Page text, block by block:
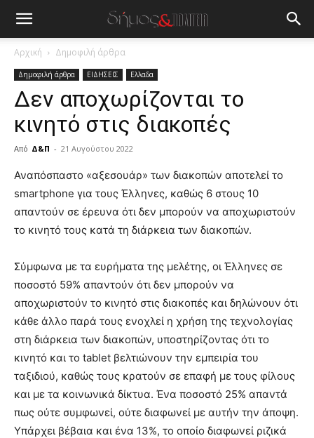
Αρχική Δημοφιλή άρθρα
Δημοφιλή άρθρα ΕΙΔΗΣΕΙΣ Ελλαδα
Δεν αποχωρίζονται το
κινητό στις διακοπές
Από Δ&Π - 21 Αυγούστου 2022
blonde
lesbians
hot
cam
xxx
lyons
teaches
you
the
meaning
of
pain.
pornhun
hd
porn
Αναπόσπαστο «αξεσουάρ» των διακοπών αποτελεί το
smartphone για τους Έλληνες, καθώς 6 στους 10
απαντούν σε έρευνα ότι δεν μπορούν να αποχωριστούν
το κινητό τους κατά τη διάρκεια των διακοπών.
Σύμφωνα με τα ευρήματα της μελέτης, οι Έλληνες σε
ποσοστό 59% απαντούν ότι δεν μπορούν να
αποχωριστούν το κινητό στις διακοπές και δηλώνουν ότι
κάθε άλλο παρά τους ενοχλεί η χρήση της τεχνολογίας
στη διάρκεια των διακοπών, υποστηρίζοντας ότι το
κινητό και το tablet βελτιώνουν την εμπειρία του
ταξιδιού, καθώς τους κρατούν σε επαφή με τους φίλους
και με τα κοινωνικά δίκτυα. Ένα ποσοστό 25% απαντά
πως ούτε συμφωνεί, ούτε διαφωνεί με αυτήν την άποψη.
Υπάρχει βέβαια και ένα 13%, το οποίο διαφωνεί ριζικά